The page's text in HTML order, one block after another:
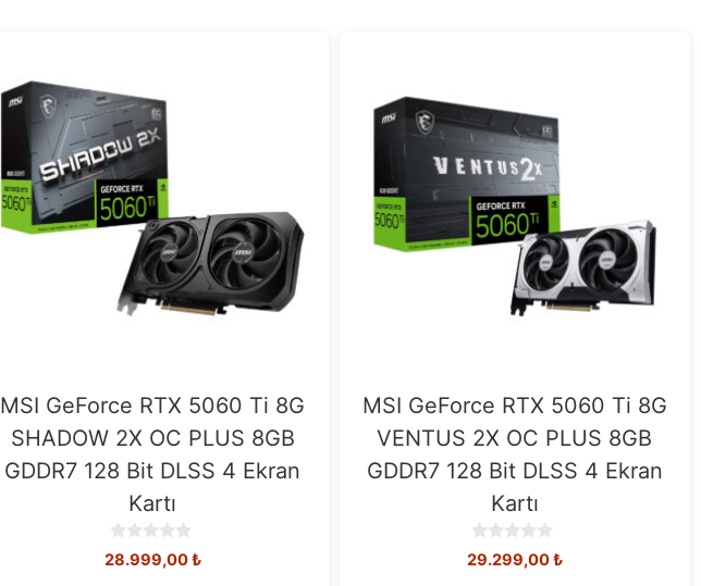
MSI GeForce RTX 5060 Ti 8G
SHADOW 2X OC PLUS 8GB
GDDR7 128 Bit DLSS 4 Ekran
Kartı
0
o
28.999,00₺
MSI GeForce RTX 5060 Ti 8G
VENTUS 2X OC PLUS 8GB
GDDR7 128 Bit DLSS 4 Ekran
Kartı
0
29.299,00₺